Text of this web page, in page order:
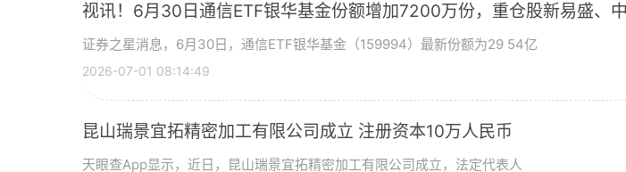
视讯！6月30日通信ETF银华基金份额增加7200万份，重仓股新易盛、
证券之星消息，6月30日，通信ETF银华基金（159994）最新份额为29 54亿
2026-07-01 08:14:49
昆山瑞景宜拓精密加工有限公司成立 注册资本10万人民币
天眼查App显示，近日，昆山瑞景宜拓精密加工有限公司成立，法定代表人